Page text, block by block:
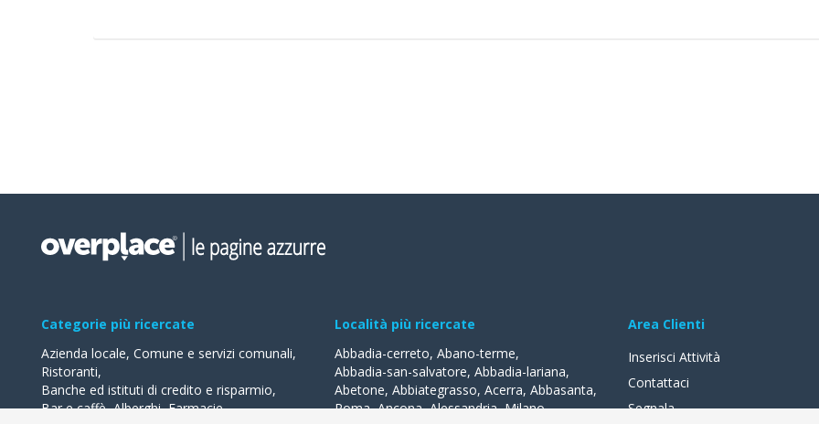
Categorie più ricercate
Azienda locale, Comune e servizi comunali,
Ristoranti,
Banche ed istituti di credito e risparmio,
Bar e caffè,Alberghi,Farmacie,
Località più ricercate
Abbadia-cerreto, Abano-terme,
Abbadia-san-salvatore, Abbadia-lariana,
Abetone, Abbiategrasso, Acerra, Abbasanta,
Roma,Ancona,Alessandria,Milano,
Area Clienti
Inserisci Attività
Contattaci
Segnala